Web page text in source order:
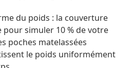
du poids : la couverture
pour simuler 10 % de votre
poches matelassées
le poids uniformément